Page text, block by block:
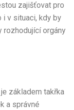
zajišťovat pro
i v situaci, kdy by
rozhodující orgány
základem takřka
a správné